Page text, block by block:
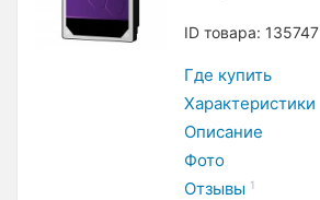
ID товара: 135747
Где купить
Характеристики
Описание
Фото
Отзывы 1